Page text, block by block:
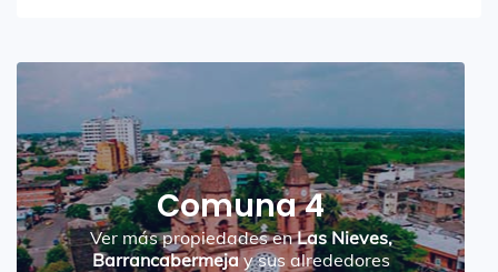
Comuna 4
Ver más propiedades enLas Nieves,
Barrancabermejay sus alrededores